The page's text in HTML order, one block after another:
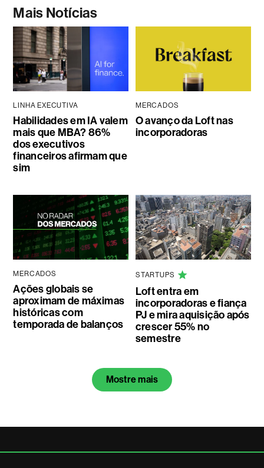
Mais Notícias
LINHA EXECUTIVA
Habilidades em IA valem
mais que MBA? 86%
dos executivos
financeiros afirmam que
sim
MERCADOS
O avanço da Loft nas
incorporadoras
MERCADOS
Ações globais se
aproximam de máximas
históricas com
temporada de balanços
STARTUPS
Loft entra em
incorporadoras e fiança
PJ e mira aquisição após
crescer 55% no
semestre
Mostre mais